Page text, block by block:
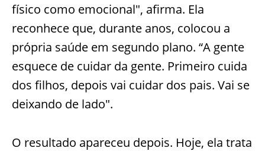
físico como emocional", afirma. Ela
reconhece que, durante anos, colocou a
própria saúde em segundo plano. “A gente
esquece de cuidar da gente. Primeiro cuida
dos filhos, depois vai cuidar dos pais. Vai se
deixando de lado".
O resultado apareceu depois. Hoje, ela trata